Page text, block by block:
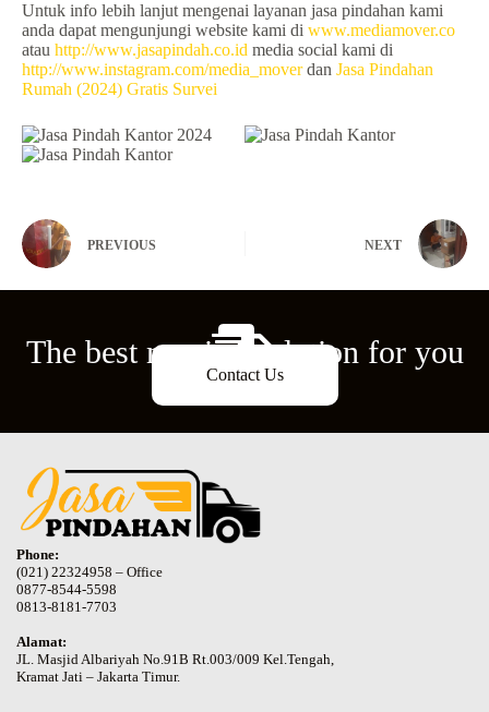
Untuk info lebih lanjut mengenai layanan jasa pindahan kami
anda dapat mengunjungi website kami di www.mediamover.co
atau http://www.jasapindah.co.id media social kami di
http://www.instagram.com/media_moverdan Jasa Pindahan
Rumah (2024) Gratis Survei
PREVIOUS NEXT
The best moving solution for you
Contact Us
Phone:
(021) 22324958 – Office
0877-8544-5598
0813-8181-7703
Alamat:
JL. Masjid Albariyah No.91B Rt.003/009 Kel.Tengah,
Kramat Jati – Jakarta Timur.